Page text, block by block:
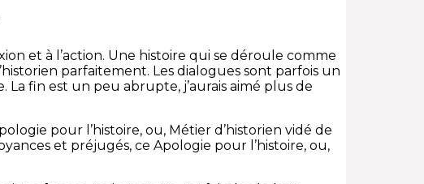
et à l’action. Une histoire qui se déroule comme
parfaitement. Les dialogues sont parfois un
fin est un peu abrupte, j’aurais aimé plus de
pour l’histoire, ou, Métier d’historien vidé de
et préjugés, ce Apologie pour l’histoire, ou,